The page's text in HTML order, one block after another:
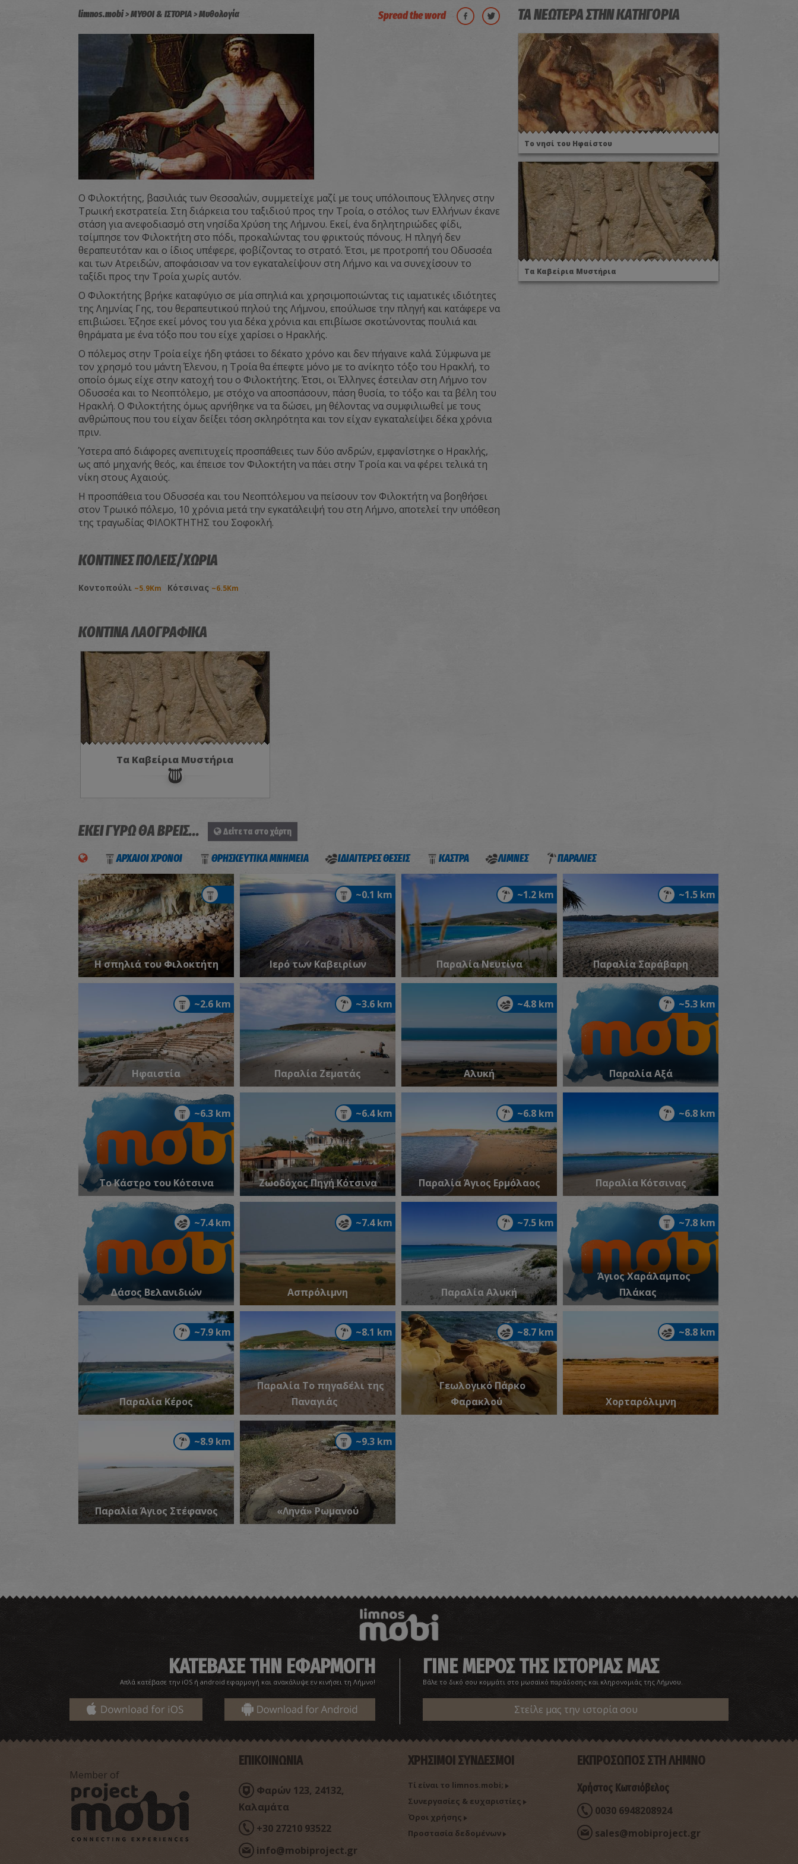
limnos.mobi ΜΥΘΟΙ & ΙΣΤΟΡΙΑ Μυθολογία Spread the word
Ο Φιλοκτήτης, βασιλιάς των Θεσσαλών, συμμετείχε μαζί με τους υπόλοιπους Έλληνες στην
Τρωική εκστρατεία. Στη διάρκεια του ταξιδιού προς την Τροία, ο στόλος των Ελλήνων έκανε
στάση για ανεφοδιασμό στη νησίδα Χρύση της Λήμνου. Εκεί, ένα δηλητηριώδες φίδι,
τσίμπησε τον Φιλοκτήτη στο πόδι, προκαλώντας του φρικτούς πόνους. Η πληγή δεν
θεραπευτόταν και ο ίδιος υπέφερε, φοβίζοντας το στρατό. Έτσι, με προτροπή του Οδυσσέα
και των Ατρειδών, αποφάσισαν να τον εγκαταλείψουν στη Λήμνο και να συνεχίσουν το
ταξίδι προς την Τροία χωρίς αυτόν.
Ο Φιλοκτήτης βρήκε καταφύγιο σε μία σπηλιά και χρησιμοποιώντας τις ιαματικές ιδιότητες
της Λημνίας Γης, του θεραπευτικού πηλού της Λήμνου, επούλωσε την πληγή και κατάφερε να
επιβιώσει. Έζησε εκεί μόνος του για δέκα χρόνια και επιβίωσε σκοτώνοντας πουλιά και
θηράματα με ένα τόξο που του είχε χαρίσει ο Ηρακλής.
Ο πόλεμος στην Τροία είχε ήδη φτάσει το δέκατο χρόνο και δεν πήγαινε καλά. Σύμφωνα με
τον χρησμό του μάντη Έλενου, η Τροία θα έπεφτε μόνο με το ανίκητο τόξο του Ηρακλή, το
οποίο όμως είχε στην κατοχή του ο Φιλοκτήτης. Έτσι, οι Έλληνες έστειλαν στη Λήμνο τον
Οδυσσέα και το Νεοπτόλεμο, με στόχο να αποσπάσουν, πάση θυσία, το τόξο και τα βέλη του
Ηρακλή. Ο Φιλοκτήτης όμως αρνήθηκε να τα δώσει, μη θέλοντας να συμφιλιωθεί με τους
ανθρώπους που του είχαν δείξει τόση σκληρότητα και τον είχαν εγκαταλείψει δέκα χρόνια
πριν.
Ύστερα από διάφορες ανεπιτυχείς προσπάθειες των δύο ανδρών, εμφανίστηκε ο Ηρακλής,
ως από μηχανής θεός, και έπεισε τον Φιλοκτήτη να πάει στην Τροία και να φέρει τελικά τη
νίκη στους Αχαιούς.
Η προσπάθεια του Οδυσσέα και του Νεοπτόλεμου να πείσουν τον Φιλοκτήτη να βοηθήσει
στον Τρωικό πόλεμο, 10 χρόνια μετά την εγκατάλειψή του στη Λήμνο, αποτελεί την υπόθεση
της τραγωδίας ΦΙΛΟΚΤΗΤΗΣ του Σοφοκλή.
ΚΟΝΤΙΝΕΣ ΠΟΛΕΙΣ/ΧΩΡΙΑ
Κοντοπούλι ~5.9Km Κότσινας ~6.5Km
ΚΟΝΤΙΝΑ ΛΑΟΓΡΑΦΙΚΑ
Τα Καβείρια Μυστήρια
ΤΑ ΝΕΩΤΕΡΑ ΣΤΗΝ ΚΑΤΗΓΟΡΙΑ
Το νησί του Ηφαίστου
Τα Καβείρια Μυστήρια
ΕΚΕΙ ΓΥΡΩ ΘΑ ΒΡΕΙΣ... Δείτε τα στο χάρτη
ΑΡΧΑΙΟΙ ΧΡΟΝΟΙ ΘΡΗΣΚΕΥΤΙΚΑ ΜΝΗΜΕΙΑ ΙΔΙΑΙΤΕΡΕΣ ΘΕΣΕΙΣ ΚΑΣΤΡΑ ΛΙΜΝΕΣ ΠΑΡΑΛΙΕΣ
Η σπηλιά του Φιλοκτήτη
~0.1 km
Ιερό των Καβειρίων
~1.2 km
Παραλία Νευτίνα
~1.5 km
Παραλία Σαράβαρη
~2.6 km
Ηφαιστία
~3.6 km
Παραλία Ζεματάς
~4.8 km
Αλυκή
~5.3 km
Παραλία Αξά
~6.3 km
Το Κάστρο του Κότσινα
~6.4 km
Ζωοδόχος Πηγή Κότσινα
~6.8 km
Παραλία Άγιος Ερμόλαος
~6.8 km
Παραλία Κότσινας
~7.4 km
Δάσος Βελανιδιών
~7.4 km
Ασπρόλιμνη
~7.5 km
Παραλία Αλυκή
~7.8 km
Άγιος Χαράλαμπος
Πλάκας
~7.9 km
Παραλία Κέρος
~8.1 km
Παραλία Το πηγαδέλι της
Παναγιάς
~8.7 km
Γεωλογικό Πάρκο
Φαρακλού
~8.8 km
Χορταρόλιμνη
~8.9 km
Παραλία Άγιος Στέφανος
~9.3 km
«Ληνά» Ρωμανού
ΚΑΤΕΒΑΣΕ ΤΗΝ ΕΦΑΡΜΟΓΗ
Απλά κατέβασε την iOS ή android εφαρμογή και ανακάλυψε εν κινήσει τη Λήμνο!
ΓΙΝΕ ΜΕΡΟΣ ΤΗΣ ΙΣΤΟΡΙΑΣ ΜΑΣ
Βάλε το δικό σου κομμάτι στο μωσαϊκό παράδοσης και κληρονομιάς της Λήμνου.
Στείλε μας την ιστορία σου
Member of
ΕΠΙΚΟΙΝΩΝΙΑ
Φαρών 123, 24132,
Καλαμάτα
+30 27210 93522
info@mobiproject.gr
ΧΡΗΣΙΜΟΙ ΣΥΝΔΕΣΜΟΙ
Τί είναι το limnos.mobi;
Συνεργασίες & ευχαριστίες
Όροι χρήσης
Προστασία δεδομένων
ΕΚΠΡΟΣΩΠΟΣ ΣΤΗ ΛΗΜΝΟ
Χρήστος Κωτσιόβελος
0030 6948208924
sales@mobiproject.gr